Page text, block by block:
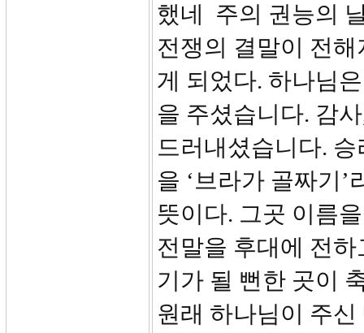
했네 주의 권능의
전쟁의 결말이 전
게 되었다. 하나님
을 주셨습니다. 감
드러내셨습니다.
을 ‘브라가 골짜기’
뜻이다. 그곳 이름
전말을 후대에 전
기가 될 뻔한 곳이
원래 하나님이 주